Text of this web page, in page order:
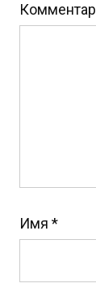
Имя *